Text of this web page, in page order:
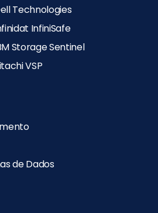
Technologies
InfiniSafe
Storage Sentinel
VSP
de Dados